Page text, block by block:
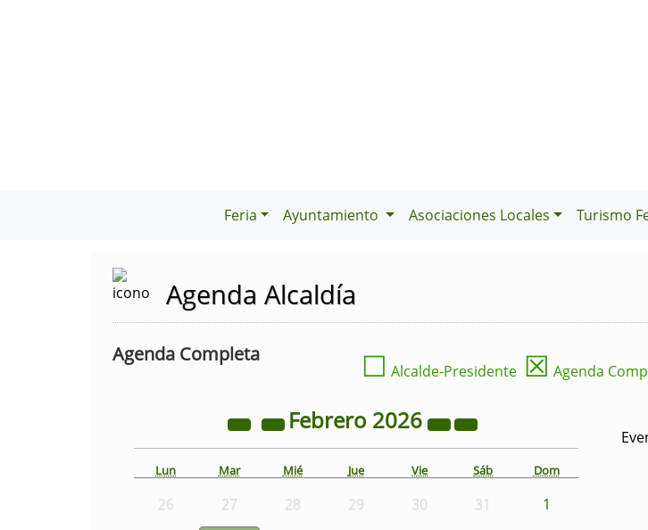
Feria Ayuntamiento Asociaciones Locales Turismo
Agenda Alcaldía
Agenda Completa ☐ Alcalde-Presidente ☒ Agenda
Febrero 2026
Lun Mar Mié Jue Vie Sáb Dom
26 27 28 29 30 31 1